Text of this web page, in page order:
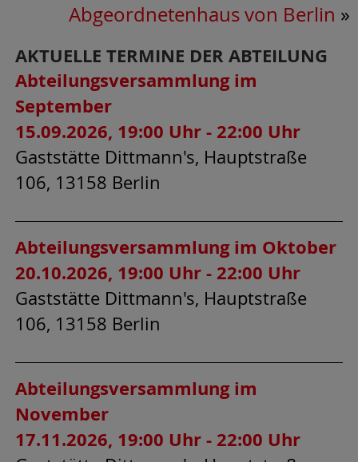
Abgeordnetenhaus von Berlin »
AKTUELLE TERMINE DER ABTEILUNG
Abteilungsversammlung im
September
15.09.2026, 19:00 Uhr - 22:00 Uhr
Gaststätte Dittmann's, Hauptstraße
106, 13158 Berlin
Abteilungsversammlung im Oktober
20.10.2026, 19:00 Uhr - 22:00 Uhr
Gaststätte Dittmann's, Hauptstraße
106, 13158 Berlin
Abteilungsversammlung im
November
17.11.2026, 19:00 Uhr - 22:00 Uhr